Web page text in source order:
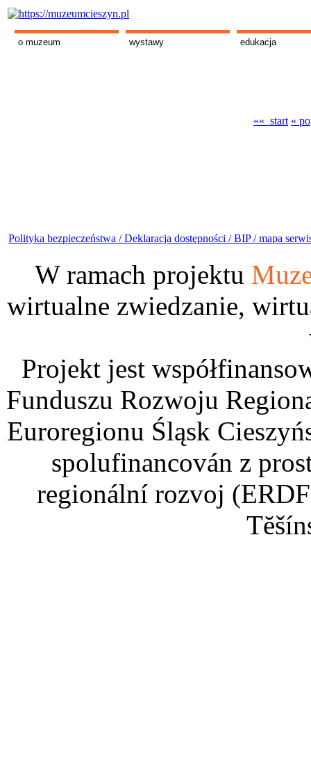
o muzeum wystawy edukacja
«« start «
Polityka bezpieczeństwa /Deklaracja dostępności /BIP /mapa
W ramach projektu
wirtualne zwiedzanie,
Projekt jest
Funduszu Rozwoju
Euroregionu Śląsk
spolufinancován z
regionální rozvoj